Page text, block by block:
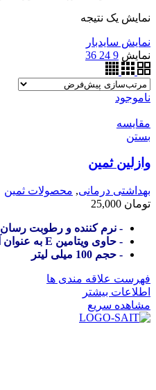
نمایش یک نتیجه
نمایش سایدبار
نمایش 9
24
36
ناموجود
مقایسه
بستن
وازلین ثمین
بهداشتی درمانی, محصولات ثمین
تومان
- نرم کننده و رطوبت رسان
- حاوی ویتامین E به عنوان آنتی اکسیدانی قوی
- حجم 100 میلی لیتر
فهرست علاقه مندی ها
اطلاعات بیشتر
مشاهده سریع